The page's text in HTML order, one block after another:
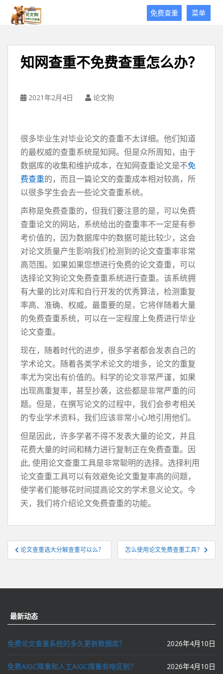
菜单
免费查重
知网查重不免费查重怎么办？
2021年2月4日 论文狗
很多毕业生对毕业论文的查重不太详细。他们知道
的最权威的查重系统是知网。但是众所周知，由于
数据库的收集和维护成本，在知网查重论文是不免
费查重的，而且一篇论文的查重成本相对较高，所
以很多学生会去一些论文查重系统。
声称是免费查重的，但我们要注意的是，可以免费
查重论文的网站，系统给出的查重率不一定是有参
考价值的，因为数据库中的数据可能比较少，这会
对论文质量产生影响我们检测到的论文查重率非常
高范围。如果如果您想进行免费的论文查重，可以
选择论文狗论文免费查重系统进行查重。该系统拥
有大量的比对库和自行开发的优秀算法，检测重复
率高、准确、权威。最重要的是，它将伴随着大量
的免费查重系统，可以在一定程度上免费进行毕业
论文查重。
现在，随着时代的进步，很多学者都会发表自己的
学术论文。随着各类学术论文的增多，论文的重复
率尤为突出有价值的。科学的论文非常严谨，如果
出现高重复率，甚至抄袭，这些都是非常严重的问
题。但是，在撰写论文的过程中，我们会参考相关
的专业学术资料，我们应该非常小心地引用他们。
但是因此，许多学者不得不发表大量的论文，并且
花费大量的时间和精力进行复制正在免费查重。因
此, 使用论文查重工具是非常聪明的选择。选择利用
论文查重工具可以有效避免论文重复率高的问题，
使学者们能够花时间提高论文的学术意义论文。今
天，我们将介绍论文免费查重的功能。
文
章
航
论文查重选大分解查重可以么？ 怎么使用论文免费查重工具？
最新动态
免费论文查重系统的多久更新数据库？ 2026年4月10日
免费AIGC降重和人工AIGC降重有啥区别？ 2026年4月10日